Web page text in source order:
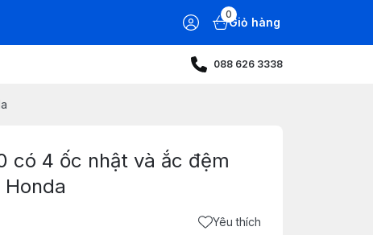
0
Giỏ hàng
088 626 3338
có 4 ốc nhật và ắc đệm
Yêu thích